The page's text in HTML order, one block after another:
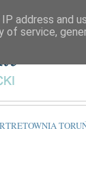
address and
of service,